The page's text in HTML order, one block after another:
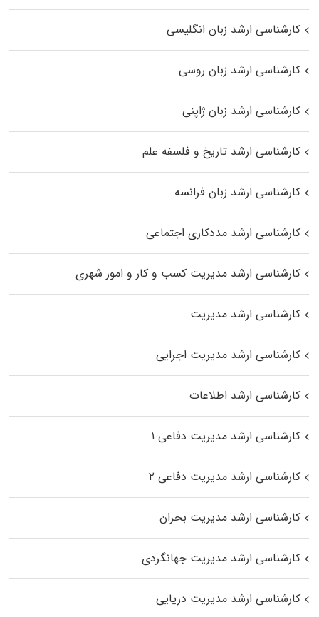
کارشناسی ارشد زبان انگلیسی
کارشناسی ارشد زبان روسی
کارشناسی ارشد زبان ژاپنی
کارشناسی ارشد تاریخ و فلسفه علم
کارشناسی ارشد زبان فرانسه
کارشناسی ارشد مددکاری اجتماعی
کارشناسی ارشد مدیریت کسب و کار و امور شهری
کارشناسی ارشد مدیریت
کارشناسی ارشد مدیریت اجرایی
کارشناسی ارشد اطلاعات
کارشناسی ارشد مدیریت دفاعی ۱
کارشناسی ارشد مدیریت دفاعی ۲
کارشناسی ارشد مدیریت بحران
کارشناسی ارشد مدیریت جهانگردی
کارشناسی ارشد مدیریت دریایی